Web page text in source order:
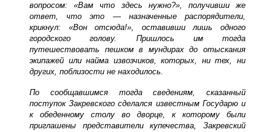
вопросом: «Вам что здесь нужно?», получивши же
ответ, что это — назначенные распорядители,
крикнул: «Вон отсюда!», оставивши лишь одного
городского голову. Пришлось им тогда
путешествовать пешком в мундирах до отыскания
экипажей или найма извозчиков, которых, ни тех, ни
других, поблизости не находилось.
По сообщавшимся тогда сведениям, сказанный
поступок Закревского сделался известным Государю и
к обеденному столу во дворце, к которому были
приглашены представители купечества, Закревский